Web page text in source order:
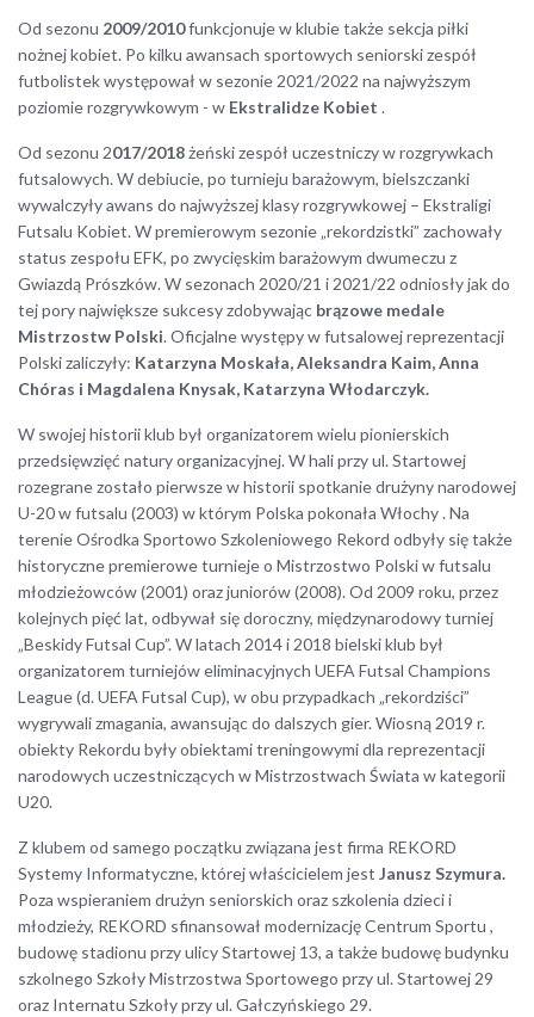
Od sezonu 2009/2010funkcjonuje w klubie także sekcja piłki
nożnej kobiet. Po kilku awansach sportowych seniorski zespół
futbolistek występował w sezonie 2021/2022 na najwyższym
poziomie rozgrywkowym - w Ekstralidze Kobiet .
Od sezonu 2017/2018żeński zespół uczestniczy w rozgrywkach
futsalowych. W debiucie, po turnieju barażowym, bielszczanki
wywalczyły awans do najwyższej klasy rozgrywkowej – Ekstraligi
Futsalu Kobiet. W premierowym sezonie „rekordzistki” zachowały
status zespołu EFK, po zwycięskim barażowym dwumeczu z
Gwiazdą Prószków. W sezonach 2020/21 i 2021/22 odniosły jak do
tej pory największe sukcesy zdobywając brązowe medale
Mistrzostw Polski. Oficjalne występy w futsalowej reprezentacji
Polski zaliczyły: Katarzyna Moskała, Aleksandra Kaim, Anna
Chóras i Magdalena Knysak, Katarzyna Włodarczyk.
W swojej historii klub był organizatorem wielu pionierskich
przedsięwzięć natury organizacyjnej. W hali przy ul. Startowej
rozegrane zostało pierwsze w historii spotkanie drużyny narodowej
U-20 w futsalu (2003) w którym Polska pokonała Włochy . Na
terenie Ośrodka Sportowo Szkoleniowego Rekord odbyły się także
historyczne premierowe turnieje o Mistrzostwo Polski w futsalu
młodzieżowców (2001) oraz juniorów (2008). Od 2009 roku, przez
kolejnych pięć lat, odbywał się doroczny, międzynarodowy turniej
„Beskidy Futsal Cup”. W latach 2014 i 2018 bielski klub był
organizatorem turniejów eliminacyjnych UEFA Futsal Champions
League (d. UEFA Futsal Cup), w obu przypadkach „rekordziści”
wygrywali zmagania, awansując do dalszych gier. Wiosną 2019 r.
obiekty Rekordu były obiektami treningowymi dla reprezentacji
narodowych uczestniczących w Mistrzostwach Świata w kategorii
U20.
Z klubem od samego początku związana jest firma REKORD
Systemy Informatyczne, której właścicielem jest Janusz Szymura.
Poza wspieraniem drużyn seniorskich oraz szkolenia dzieci i
młodzieży, REKORD sfinansował modernizację Centrum Sportu ,
budowę stadionu przy ulicy Startowej 13, a także budowę budynku
szkolnego Szkoły Mistrzostwa Sportowego przy ul. Startowej 29
oraz Internatu Szkoły przy ul. Gałczyńskiego 29.